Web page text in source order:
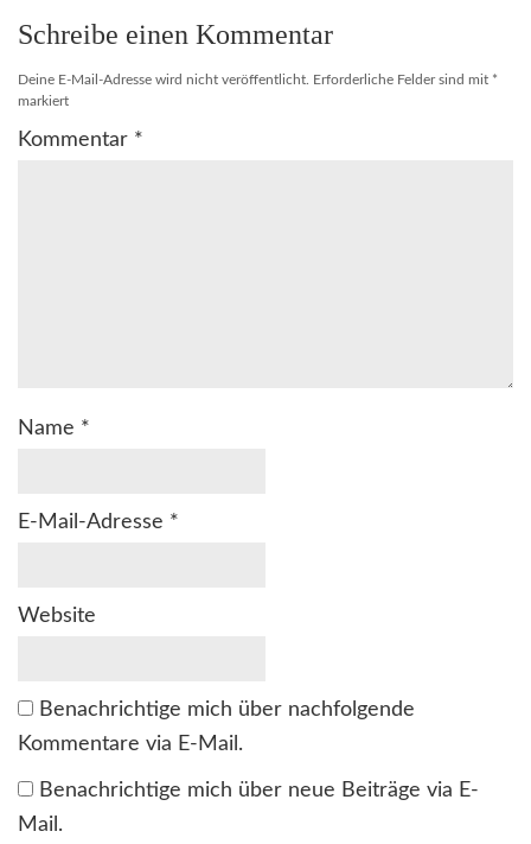
Schreibe einen Kommentar
Deine E-Mail-Adresse wird nicht veröffentlicht. Erforderliche Felder sind mit *
markiert
Kommentar *
Name *
E-Mail-Adresse *
Website
Benachrichtige mich über nachfolgende
Kommentare via E-Mail.
Benachrichtige mich über neue Beiträge via E-
Mail.